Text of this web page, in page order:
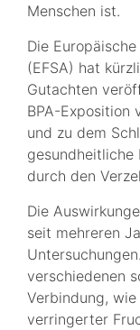
Menschen ist.
Die
(EFSA) hat
Gutachten
BPA-Exposition
und zu dem
gesundheitliche
durch den
Die
seit mehreren
verschiedenen
Verbindung,
verringerter